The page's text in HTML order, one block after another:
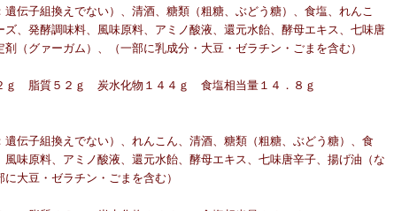
伝子組換えでない）、清酒、糖類（粗糖、ぶどう糖）、食塩、れんこ
、発酵調味料、風味原料、アミノ酸液、還元水飴、酵母エキス、七味唐
（グァーガム）、（一部に乳成分・大豆・ゼラチン・ごまを含む）
ｇ 脂質５２ｇ 炭水化物１４４ｇ 食塩相当量１４．８ｇ
伝子組換えでない）、れんこん、清酒、糖類（粗糖、ぶどう糖）、食
味原料、アミノ酸液、還元水飴、酵母エキス、七味唐辛子、揚げ油（な
大豆・ゼラチン・ごまを含む）